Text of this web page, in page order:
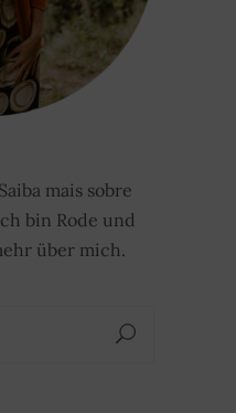
mais sobre
bin Rode und
über mich.